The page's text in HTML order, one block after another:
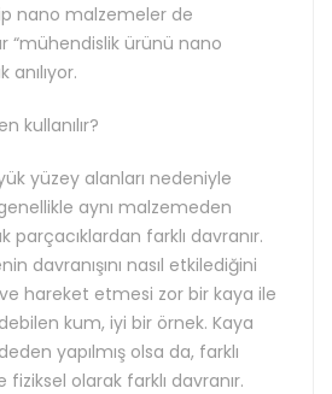
nano malzemeler de
“mühendislik ürünü nano
kullanılır?
yüzey alanları nedeniyle
aynı malzemeden
parçacıklardan farklı davranır.
davranışını nasıl etkilediğini
hareket etmesi zor bir kaya ile
kum, iyi bir örnek. Kaya
yapılmış olsa da, farklı
olarak farklı davranır.